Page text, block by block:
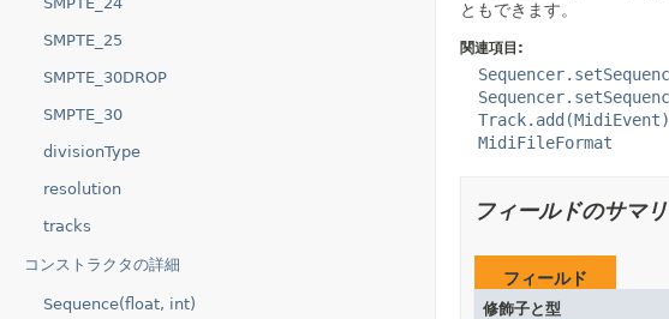
SMPTE_25
SMPTE_30DROP
SMPTE_30
divisionType
resolution
tracks
コンストラクタの詳細
Sequence(float, int)
ともできます。
関連項目:
Track.add(MidiEvent)
MidiFileFormat
フィールドのサマ
フィールド
修飾子と型